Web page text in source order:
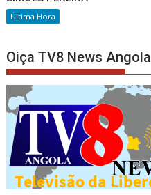
Última Hora
Oiça TV8 News Angola